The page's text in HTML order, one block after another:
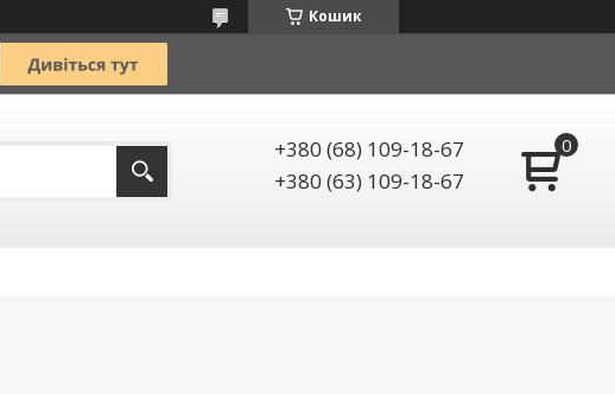
Кошик
+380 (68) 109-18-67
+380 (63) 109-18-67